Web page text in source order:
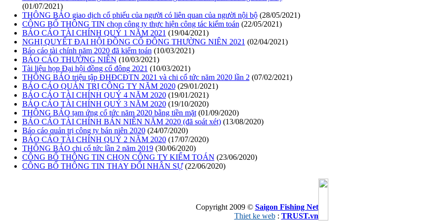
(01/07/2021)
THÔNG BÁO giao dịch cổ phiếu của người có liên quan của người nội bộ (28/05/2021)
CÔNG BỐ THÔNG TIN chọn công ty thực hiện công tác kiểm toán (22/05/2021)
BÁO CÁO TÀI CHÍNH QUÝ 1 NĂM 2021 (19/04/2021)
NGHỊ QUYẾT ĐẠI HỘI ĐỒNG CỔ ĐÔNG THƯỜNG NIÊN 2021 (02/04/2021)
Báo cáo tài chính năm 2020 đã kiểm toán (10/03/2021)
BÁO CÁO THƯỜNG NIÊN (10/03/2021)
Tài liệu họp Đại hội đồng cổ đông 2021 (10/03/2021)
THÔNG BÁO triệu tập ĐHĐCĐTN 2021 và chi cổ tức năm 2020 lần 2 (07/02/2021)
BÁO CÁO QUẢN TRỊ CÔNG TY NĂM 2020 (29/01/2021)
BÁO CÁO TÀI CHÍNH QUÝ 4 NĂM 2020 (19/01/2021)
BÁO CÁO TÀI CHÍNH QUÝ 3 NĂM 2020 (19/10/2020)
THÔNG BÁO tạm ứng cổ tức năm 2020 bằng tiền mặt (01/09/2020)
BÁO CÁO TÀI CHÍNH BÁN NIÊN NĂM 2020 (đã soát xét) (13/08/2020)
Báo cáo quản trị công ty bán niên 2020 (24/07/2020)
BÁO CÁO TÀI CHÍNH QUÝ 2 NĂM 2020 (17/07/2020)
THÔNG BÁO chi cổ tức lần 2 năm 2019 (30/06/2020)
CÔNG BỐ THÔNG TIN CHỌN CÔNG TY KIỂM TOÁN (23/06/2020)
CÔNG BỐ THÔNG TIN THAY ĐỔI NHÂN SỰ (22/06/2020)
Copyright 2009 © Saigon Fishing Net
Thiet ke web: TRUST.vn